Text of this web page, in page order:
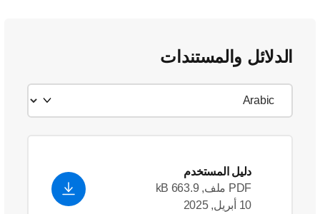
الدلائل والمستندات
دليل المستخدم
PDF ملف, 663.9 kB
10 أبريل, 2025